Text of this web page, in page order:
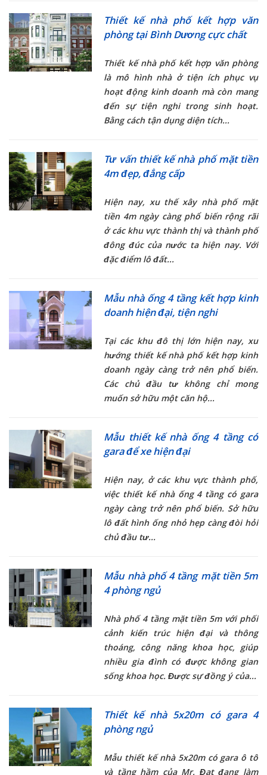
Thiết kế nhà phố kết hợp văn
phòng tại Bình Dương cực chất
Thiết kếnhà phố kết hợp văn phòng
là mô hình nhà ở tiện ích phục vụ
hoạt động kinh doanh mà còn mang
đến sự tiện nghi trong sinh hoạt.
Bằng cách tận dụng diện tích...
Tư vấn thiết kế nhà phố mặt tiền
4m đẹp, đẳng cấp
Hiện nay, xu thế xây nhà phố mặt
tiền 4mngày càng phổ biến rộng rãi
ở các khu vực thành thị và thành phố
đông đúc của nước ta hiện nay. Với
đặc điểm lô đất...
Mẫu nhà ống 4 tầng kết hợp kinh
doanh hiện đại, tiện nghi
Tại các khu đô thị lớn hiện nay, xu
hướng thiết kế nhà phố kết hợp kinh
doanh ngày càng trở nên phổ biến.
Các chủ đầu tư không chỉ mong
muốn sở hữu một căn hộ...
Mẫu thiết kế nhà ống 4 tầng có
gara để xe hiện đại
Hiện nay, ở các khu vực thành phố,
việc thiết kế nhà ống 4 tầng có gara
ngày càng trở nên phổ biến. Sở hữu
lô đất hình ống nhỏ hẹp càng đòi hỏi
chủ đầu tư...
Mẫu nhà phố 4 tầng mặt tiền 5m
4 phòng ngủ
Nhà phố 4 tầng mặt tiền 5mvới phối
cảnh kiến trúc hiện đại và thông
thoáng, công năng khoa học, giúp
nhiều gia đình có được không gian
sống khoa học. Được sự đồng ý của...
Thiết kế nhà 5x20m có gara 4
phòng ngủ
Mẫu thiết kế nhà 5x20m có garaô tô
và tầng hầm của Mr. Đạt đang làm